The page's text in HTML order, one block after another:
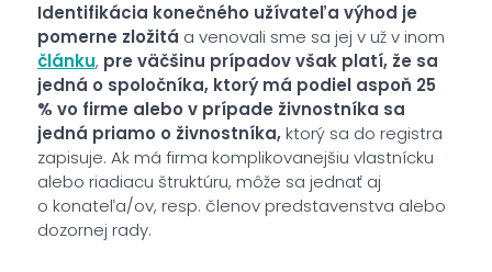
Identifikácia konečného užívateľa výhod je
pomerne zložitá a venovali sme sa jej v už v inom
článku, pre väčšinu prípadov však platí, že sa
jedná o spoločníka, ktorý má podiel aspoň 25
% vo firme alebo v prípade živnostníka sa
jedná priamo o živnostníka,ktorý sa do registra
zapisuje. Ak má firma komplikovanejšiu vlastnícku
alebo riadiacu štruktúru, môže sa jednať aj
o konateľa/ov, resp. členov predstavenstva alebo
dozornej rady.